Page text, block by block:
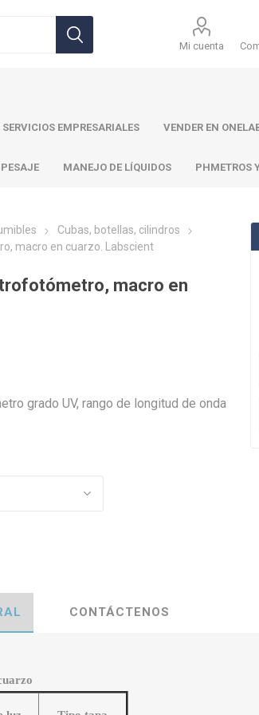
Mi cuenta
SERVICIOS EMPRESARIALES VENDER EN
PESAJE MANEJO DE LÍQUIDOS PHMETROS
Cubas, botellas, cilindros
macro en cuarzo. Labscient
macro en
grado UV, rango de longitud de onda
CONTÁCTENOS